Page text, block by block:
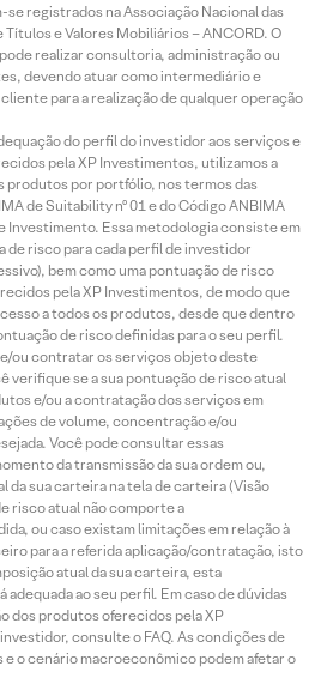
registrados na Associação Nacional das
e Valores Mobiliários – ANCORD. O
realizar consultoria, administração ou
devendo atuar como intermediário e
para a realização de qualquer operação
do perfil do investidor aos serviços e
pela XP Investimentos, utilizamos a
produtos por portfólio, nos termos das
de Suitability nº 01 e do Código ANBIMA
Investimento. Essa metodologia consiste em
de risco para cada perfil de investidor
bem como uma pontuação de risco
pela XP Investimentos, de modo que
a todos os produtos, desde que dentro
de risco definidas para o seu perfil.
ou contratar os serviços objeto deste
verifique se a sua pontuação de risco atual
e/ou a contratação dos serviços em
de volume, concentração e/ou
Você pode consultar essas
da transmissão da sua ordem ou,
da sua carteira na tela de carteira (Visão
risco atual não comporte a
ou caso existam limitações em relação à
para a referida aplicação/contratação, isto
atual da sua carteira, esta
ao seu perfil. Em caso de dúvidas
dos produtos oferecidos pela XP
consulte o FAQ. As condições de
o cenário macroeconômico podem afetar o